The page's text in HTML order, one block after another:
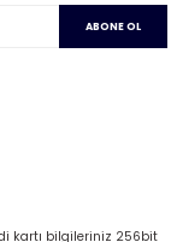
ABONE OL
kartı bilgileriniz 256bit